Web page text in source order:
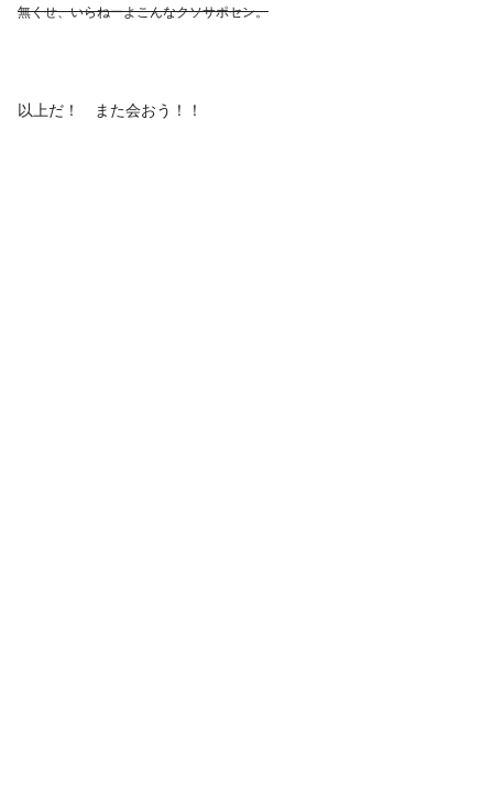
無くせ、いらねーよこんなクソサポセン。
以上だ！ また会おう！！